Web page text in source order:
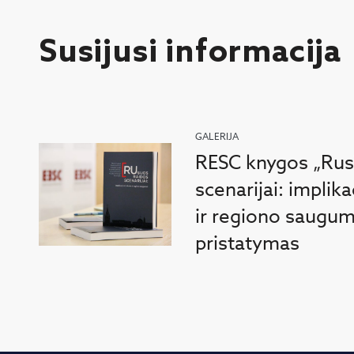
Susijusi informacija
GALERIJA
RESC knygos
scenarijai:
ir regiono
pristatymas